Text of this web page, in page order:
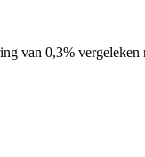
van 0,3% vergeleken